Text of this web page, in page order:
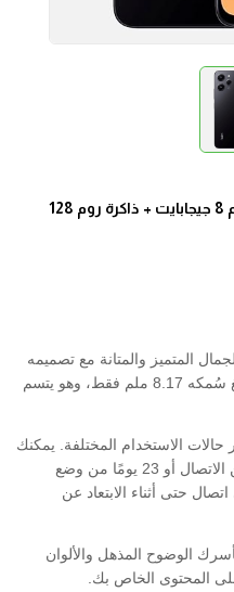
موبايل شاومي ريدمي 12 ذاكرة رام 8 جيجابايت + ذاكرة روم 128
الذكي ريدمي 12 بين الجمال المتميز والمتانة مع تصميمه
النحيف والأنيق بظهره الزجاجي. يبلغ سُمكه 8.17 ملم فقط، وهو يتسم
الاستخدام المختلفة. يمكنك
الاستمتاع بما يصل إلى 37 ساعة من الاتصال أو 23 يومًا من وضع
حتى أثناء الابتعاد عن
الوضوح المذهل والألوان
على المحتوى الخاص بك.